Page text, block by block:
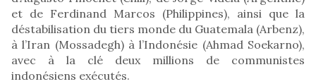
et de Ferdinand Marcos (Philippines), ainsi que la
déstabilisation du tiers monde du Guatemala (Arbenz),
à l’Iran (Mossadegh) à l’Indonésie (Ahmad Soekarno),
avec à la clé deux millions de communistes
indonésiens exécutés.